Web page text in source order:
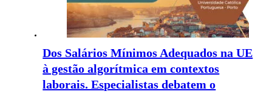
Dos Salários Mínimos Adequados na UE
à gestão algorítmica em contextos
laborais. Especialistas debatem o